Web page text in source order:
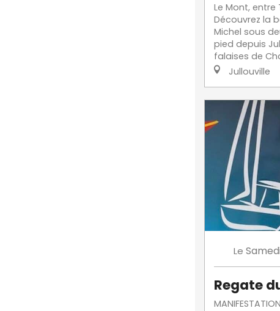
Le Mont, entre
Découvrez la
Michel sous
pied depuis
falaises de
Jullouville
Le Samedi
Regate